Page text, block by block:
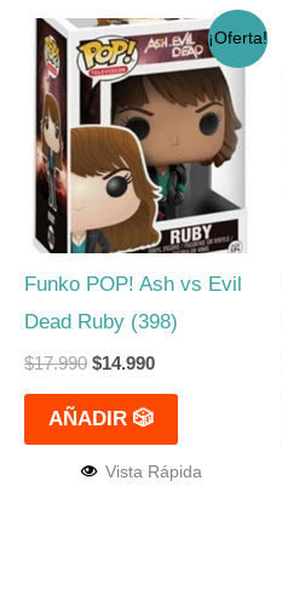
¡Oferta!
Funko POP! Ash vs Evil
Dead Ruby (398)
$17.990
El
precio
original
$17.990.
$14.990
El
precio
actual
es:
$14.990.
AÑADIR 🎲
Vista Rápida